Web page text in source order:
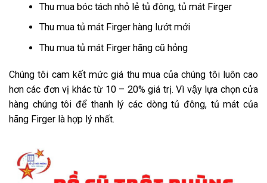
Thu mua bóc tách nhỏ lẻ tủ đông, tủ mát Firger
Thu mua tủ mát Firger hàng lướt mới
Thu mua tủ mát Firger hãng cũ hỏng
Chúng tôi cam kết mức giá thu mua của chúng tôi luôn cao
hơn các đơn vị khác từ 10 – 20% giá trị. Vì vậy lựa chọn cửa
hàng chúng tôi để thanh lý các dòng tủ đông, tủ mát của
hãng Firger là hợp lý nhất.